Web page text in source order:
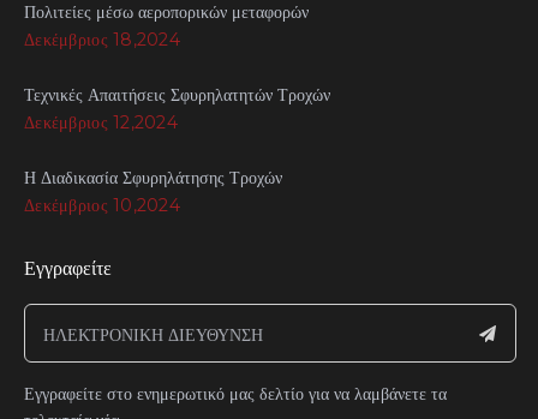
Πολιτείες μέσω αεροπορικών μεταφορών
Δεκέμβριος 18,2024
Τεχνικές Απαιτήσεις Σφυρηλατητών Τροχών
Δεκέμβριος 12,2024
Η Διαδικασία Σφυρηλάτησης Τροχών
Δεκέμβριος 10,2024
Εγγραφείτε
Εγγραφείτε στο ενημερωτικό μας δελτίο για να λαμβάνετε τα